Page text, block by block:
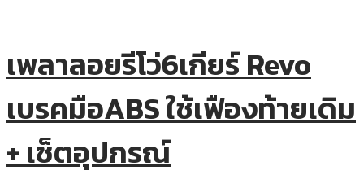
เพลาลอยรีโว่6เกียร์ Revo
เบรคมือABS ใช้เฟืองท้ายเดิม
+ เซ็ตอุปกรณ์